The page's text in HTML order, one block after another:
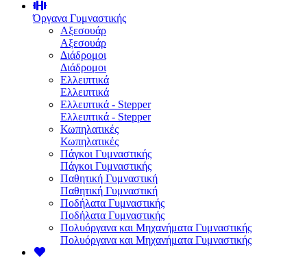
Όργανα Γυμναστικής
Αξεσουάρ
Αξεσουάρ
Διάδρομοι
Διάδρομοι
Ελλειπτικά
Ελλειπτικά
Ελλειπτικά - Stepper
Ελλειπτικά - Stepper
Κωπηλατικές
Κωπηλατικές
Πάγκοι Γυμναστικής
Πάγκοι Γυμναστικής
Παθητική Γυμναστική
Παθητική Γυμναστική
Ποδήλατα Γυμναστικής
Ποδήλατα Γυμναστικής
Πολυόργανα και Μηχανήματα Γυμναστικής
Πολυόργανα και Μηχανήματα Γυμναστικής